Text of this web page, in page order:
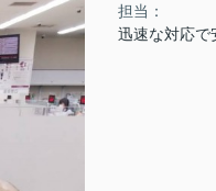
担当：
迅速な対応で